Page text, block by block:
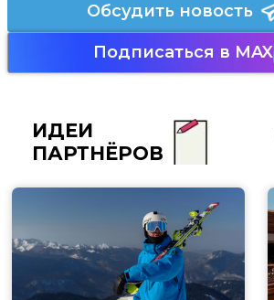
Обсудить новость
Подписаться в MAX
ИДЕИ
ПАРТНЁРОВ